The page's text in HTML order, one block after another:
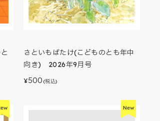
さといもばたけ(こどものとも年中
向き) 2026年9月号
¥500 (税込)